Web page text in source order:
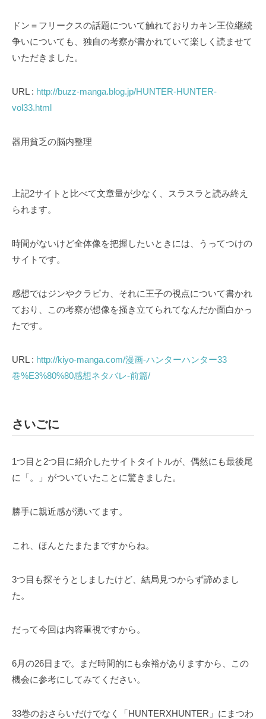
ドン＝フリークスの話題について触れておりカキン王位継続
争いについても、独自の考察が書かれていて楽しく読ませて
いただきました。
URL : http://buzz-manga.blog.jp/HUNTER-HUNTER-
vol33.html
器用貧乏の脳内整理
上記2サイトと比べて文章量が少なく、スラスラと読み終え
られます。
時間がないけど全体像を把握したいときには、うってつけの
サイトです。
感想ではジンやクラピカ、それに王子の視点について書かれ
ており、この考察が想像を掻き立てられてなんだか面白かっ
たです。
URL : http://kiyo-manga.com/漫画-ハンターハンター33
巻%E3%80%80感想ネタバレ-前篇/
さいごに
1つ目と2つ目に紹介したサイトタイトルが、偶然にも最後尾
に「。」がついていたことに驚きました。
勝手に親近感が湧いてます。
これ、ほんとたまたまですからね。
3つ目も探そうとしましたけど、結局見つからず諦めまし
た。
だって今回は内容重視ですから。
6月の26日まで。まだ時間的にも余裕がありますから、この
機会に参考にしてみてください。
33巻のおさらいだけでなく「HUNTERXHUNTER」にまつわ